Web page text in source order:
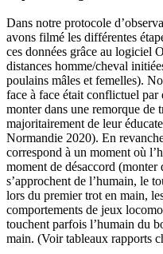
Dans notre protocole
avons filmé les différentes
ces données grâce au logiciel
distances homme/cheval
poulains mâles et femelles).
face à face était conflictuel par
monter dans une remorque de
majoritairement de leur
Normandie 2020). En
correspond à un moment où
moment de désaccord
s’approchent de l’humain, le
lors du premier trot en main,
comportements de jeux
touchent parfois l’humain du
main. (Voir tableaux rapports